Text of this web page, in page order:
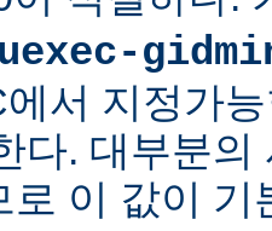
서 지정가
다. 대부분의
로 이 값이 기